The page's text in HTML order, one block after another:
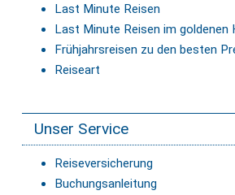
Last Minute Reisen
Last Minute Reisen im goldenen
Frühjahrsreisen zu den besten
Reiseart
Unser Service
Reiseversicherung
Buchungsanleitung